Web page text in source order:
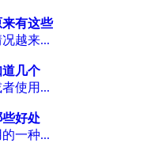
有这些
越来...
几个
使用...
好处
一种...